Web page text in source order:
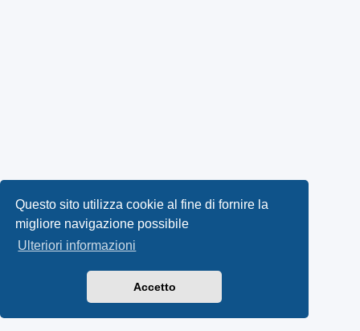
Questo sito utilizza cookie al fine di fornire la
migliore navigazione possibile
Ulteriori informazioni
Accetto